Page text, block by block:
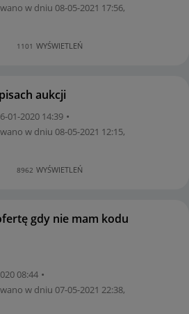
w dniu ‎08-05-2021 17:56,
1101 WYŚWIETLEŃ
aukcji
01-2020 14:39
w dniu ‎08-05-2021 12:15,
8962 WYŚWIETLEŃ
gdy nie mam kodu
08:44
w dniu ‎07-05-2021 22:38,